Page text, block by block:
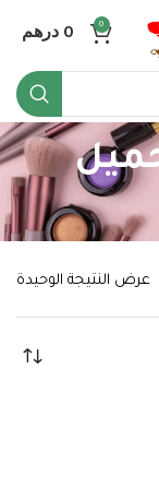
0
0درهم
عرض النتيجة الوحيدة